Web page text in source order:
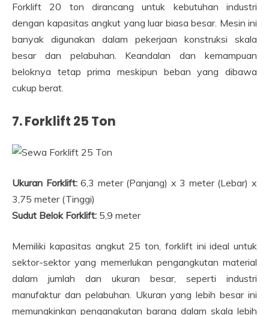
Forklift 20 ton dirancang untuk kebutuhan industri
dengan kapasitas angkut yang luar biasa besar. Mesin ini
banyak digunakan dalam pekerjaan konstruksi skala
besar dan pelabuhan. Keandalan dan kemampuan
beloknya tetap prima meskipun beban yang dibawa
cukup berat.
7. Forklift 25 Ton
Ukuran Forklift:6,3 meter (Panjang) x 3 meter (Lebar) x
3,75 meter (Tinggi)
Sudut Belok Forklift: 5,9 meter
Memiliki kapasitas angkut 25 ton, forklift ini ideal untuk
sektor-sektor yang memerlukan pengangkutan material
dalam jumlah dan ukuran besar, seperti industri
manufaktur dan pelabuhan. Ukuran yang lebih besar ini
memungkinkan pengangkutan barang dalam skala lebih